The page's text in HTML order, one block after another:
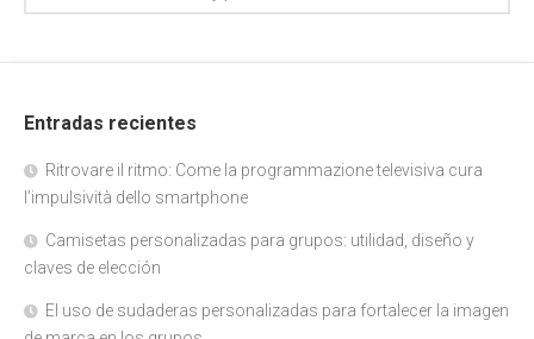
Entradas recientes
Ritrovare il ritmo: Come la programmazione televisiva cura
l’impulsività dello smartphone
Camisetas personalizadas para grupos: utilidad, diseño y
claves de elección
El uso de sudaderas personalizadas para fortalecer la imagen